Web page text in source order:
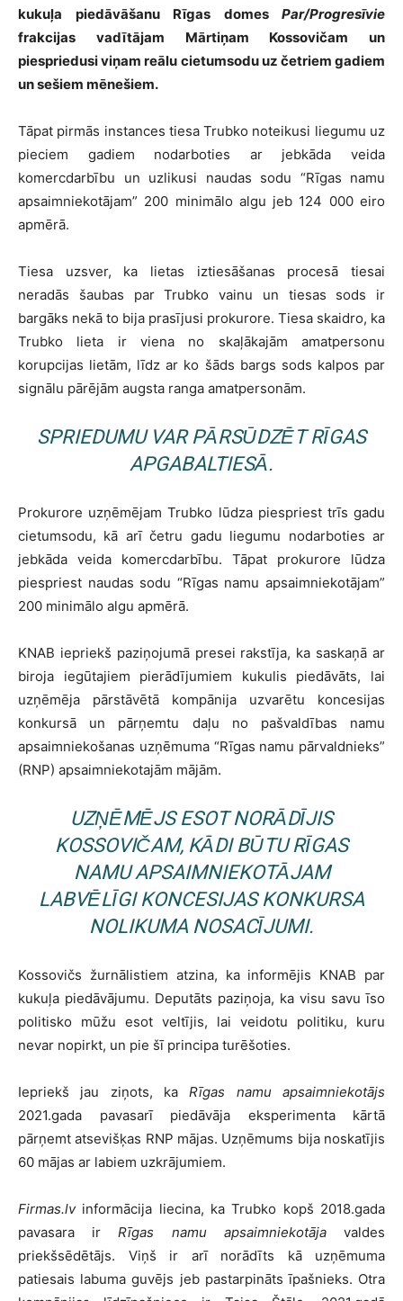
kukuļa piedāvāšanu Rīgas domes Par/Progresīvie
frakcijas vadītājam Mārtiņam Kossovičam un
piespriedusi viņam reālu cietumsodu uz četriem gadiem
un sešiem mēnešiem.
Tāpat pirmās instances tiesa Trubko noteikusi liegumu uz
pieciem gadiem nodarboties ar jebkāda veida
komercdarbību un uzlikusi naudas sodu “Rīgas namu
apsaimniekotājam” 200 minimālo algu jeb 124 000 eiro
apmērā.
Tiesa uzsver, ka lietas iztiesāšanas procesā tiesai
neradās šaubas par Trubko vainu un tiesas sods ir
bargāks nekā to bija prasījusi prokurore. Tiesa skaidro, ka
Trubko lieta ir viena no skaļākajām amatpersonu
korupcijas lietām, līdz ar ko šāds bargs sods kalpos par
signālu pārējām augsta ranga amatpersonām.
SPRIEDUMU VAR PĀRSŪDZĒT RĪGAS
APGABALTIESĀ.
Prokurore uzņēmējam Trubko lūdza piespriest trīs gadu
cietumsodu, kā arī četru gadu liegumu nodarboties ar
jebkāda veida komercdarbību. Tāpat prokurore lūdza
piespriest naudas sodu “Rīgas namu apsaimniekotājam”
200 minimālo algu apmērā.
KNAB iepriekš paziņojumā presei rakstīja, ka saskaņā ar
biroja iegūtajiem pierādījumiem kukulis piedāvāts, lai
uzņēmēja pārstāvētā kompānija uzvarētu koncesijas
konkursā un pārņemtu daļu no pašvaldības namu
apsaimniekošanas uzņēmuma “Rīgas namu pārvaldnieks”
(RNP) apsaimniekotajām mājām.
UZŅĒMĒJS ESOT NORĀDĪJIS
KOSSOVIČAM, KĀDI BŪTURĪGAS
NAMU APSAIMNIEKOTĀJAM
LABVĒLĪGI KONCESIJAS KONKURSA
NOLIKUMA NOSACĪJUMI.
Kossovičs žurnālistiem atzina, ka informējis KNAB par
kukuļa piedāvājumu. Deputāts paziņoja, ka visu savu īso
politisko mūžu esot veltījis, lai veidotu politiku, kuru
nevar nopirkt, un pie šī principa turēšoties.
Iepriekš jau ziņots, kaRīgas namu apsaimniekotājs
2021.gada pavasarī piedāvāja eksperimenta kārtā
pārņemt atsevišķas RNP mājas. Uzņēmums bija noskatījis
60 mājas ar labiem uzkrājumiem.
Firmas.lvinformācija liecina, ka Trubko kopš 2018.gada
pavasara irRīgas namu apsaimniekotājavaldes
priekšsēdētājs. Viņš ir arī norādīts kā uzņēmuma
patiesais labuma guvējs jeb pastarpināts īpašnieks. Otra